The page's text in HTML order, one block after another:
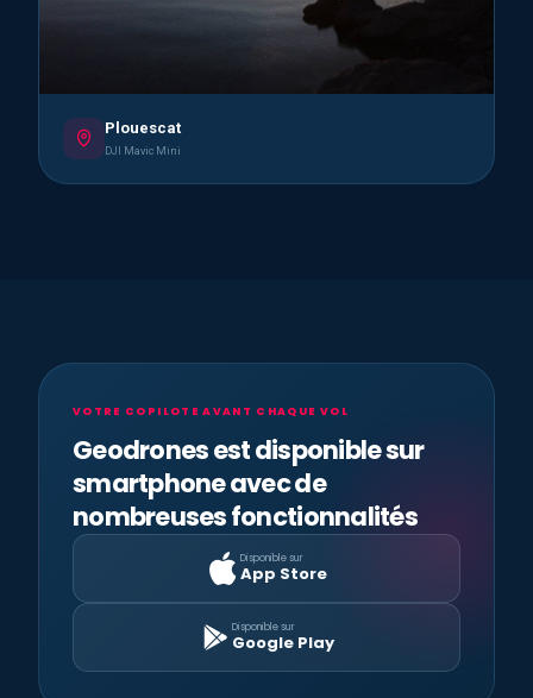
Plouescat
DJI Mavic Mini
VOTRE COPILOTE AVANT CHAQUE VOL
Geodrones est disponible sur
smartphone avec de
nombreuses fonctionnalités
Disponible sur
App Store
Disponible sur
Google Play